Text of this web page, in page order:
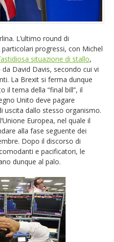
L’ultimo round di
progressi, con Michel
situazione di stallo,
David Davis, secondo cui vi
La Brexit si ferma dunque
il tema della “final bill”, il
Unito deve pagare
uscita dallo stesso organismo.
Europea, nel quale il
alla fase seguente dei
Dopo il discorso di
e pacificatori, le
dunque al palo.